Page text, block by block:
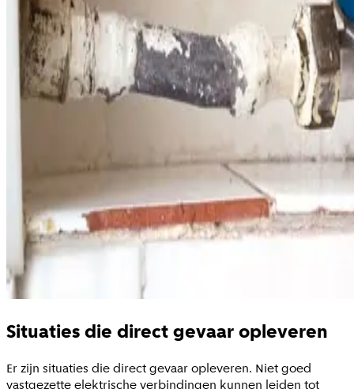
Situaties die direct gevaar opleveren
Er zijn situaties die direct gevaar opleveren. Niet goed
vastgezette elektrische verbindingen kunnen leiden tot